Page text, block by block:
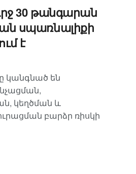
30 թանգարան
սպառնալիքի
է
կանգնած են
կեղծման և
բարձր ռիսկի